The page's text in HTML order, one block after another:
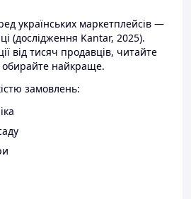
українських маркетплейсів —
(дослідження Kantar, 2025).
від тисяч продавців, читайте
обирайте найкраще.
замовлень: